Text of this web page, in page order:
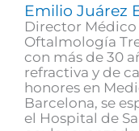
Emilio Juárez
Director
Oftalmología
con más de 30
refractiva y de
honores en
Barcelona, se
el Hospital de